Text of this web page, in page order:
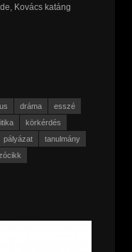
Kovács katáng
dráma
esszé
körkérdés
pályázat
tanulmány